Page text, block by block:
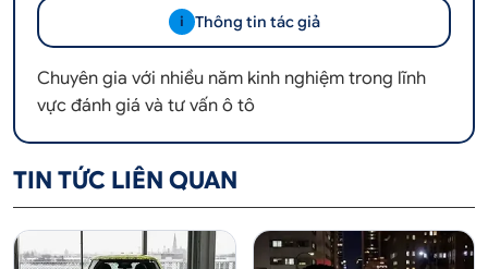
i Thông tin tác giả
Chuyên gia với nhiều năm kinh nghiệm trong lĩnh
vực đánh giá và tư vấn ô tô
TIN TỨC LIÊN QUAN